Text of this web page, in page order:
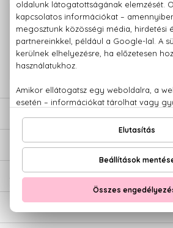
100% eredeti termékek,14 napos
Kérdésed van, elakadtál? Hívd
779 1926
ÉRTÉKELÉSEK (0)
SZÁLLÍTÁS